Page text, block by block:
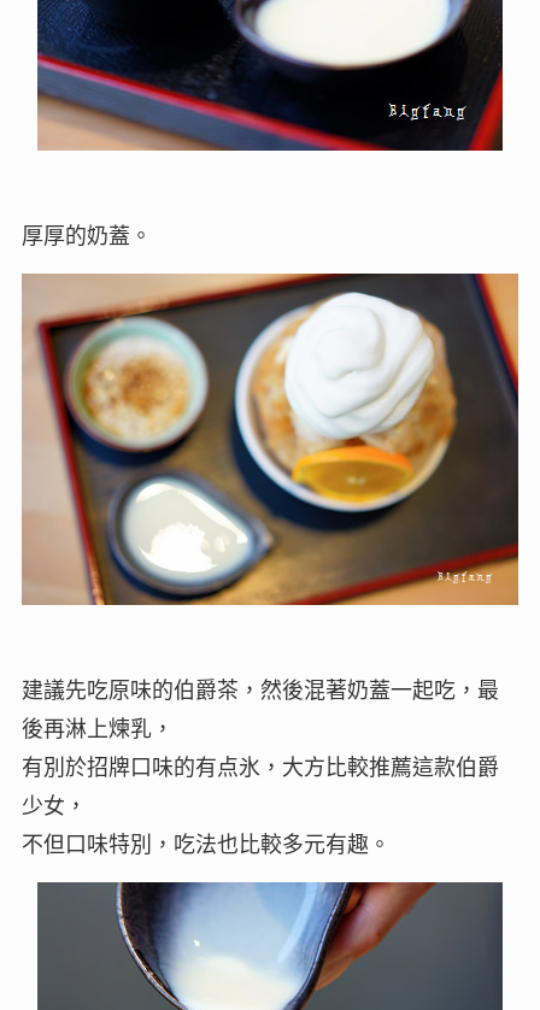
厚厚的奶蓋。
建議先吃原味的伯爵茶，然後混著奶蓋一起吃，最
後再淋上煉乳，
有別於招牌口味的有点氷，大方比較推薦這款伯爵
少女，
不但口味特別，吃法也比較多元有趣。